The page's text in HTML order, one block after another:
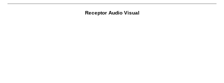
Receptor Audio Visual